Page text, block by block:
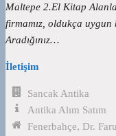
Maltepe 2.El Kitap
firmamız, oldukça uygun
Aradığınız…
İletişim
Sancak Antika
Antika Alım Satım
Fenerbahçe, Dr.